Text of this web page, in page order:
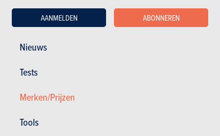
Nieuws
Tests
Merken/Prijzen
Tools
AANMELDEN ABONNEREN
Versnellingsbak
Man. 6 bak
Emissienorm
AN
CO2-uitstoot
Lakfouten
Roest